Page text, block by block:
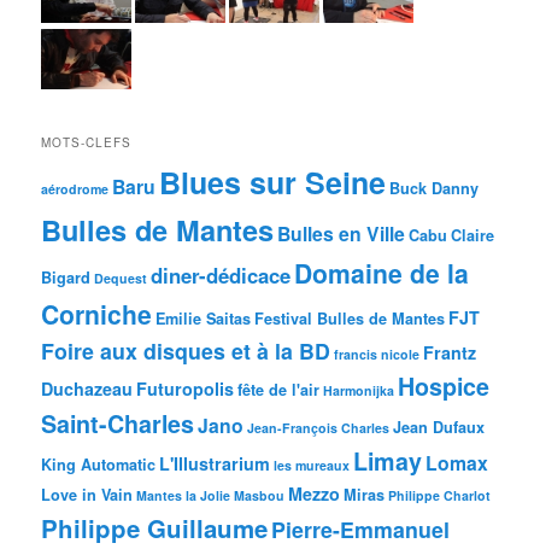
MOTS-CLEFS
aérodrome Baru Blues sur Seine Buck Danny
Bulles de MantesBulles en VilleCabu Claire
Bigard Dequest diner-dédicaceDomaine de la
Corniche Emilie Saitas Festival Bulles de Mantes FJT
Foire aux disques et à la BD francis nicole Frantz
Duchazeau Futuropolisfête de l'air Harmonijka Hospice
Saint-CharlesJano Jean-François Charles Jean Dufaux
King Automatic L'Illustrarium les mureaux LimayLomax
Love in Vain Mantes la Jolie Masbou Mezzo Miras Philippe Charlot
Philippe GuillaumePierre-Emmanuel